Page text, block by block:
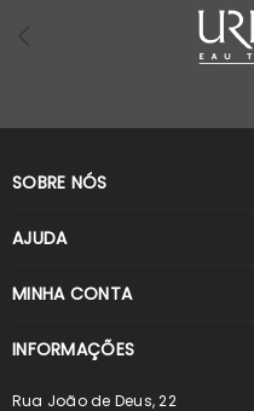
SOBRE NÓS
AJUDA
MINHA CONTA
INFORMAÇÕES
Rua João de Deus, 22